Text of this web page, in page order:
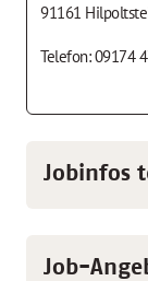
91161
Telefon: 09174
Jobinfos
Job-